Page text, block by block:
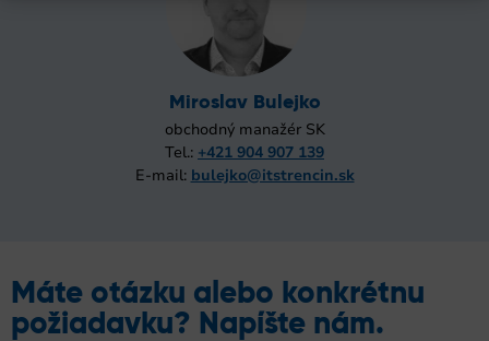
Miroslav Bulejko
obchodný manažér SK
Tel.: +421 904 907 139
E-mail: bulejko@itstrencin.sk
Máte otázku alebo konkrétnu
požiadavku? Napíšte nám.